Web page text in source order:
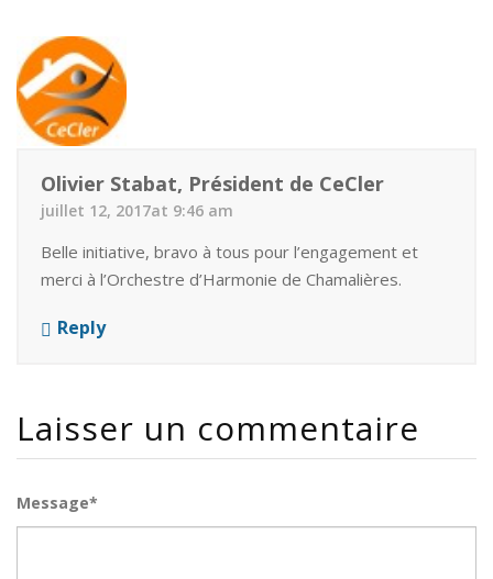
Olivier Stabat, Président de CeCler
juillet 12, 2017at 9:46 am
Belle initiative, bravo à tous pour l’engagement et
merci à l’Orchestre d’Harmonie de Chamalières.
Reply
Laisser un commentaire
Message*